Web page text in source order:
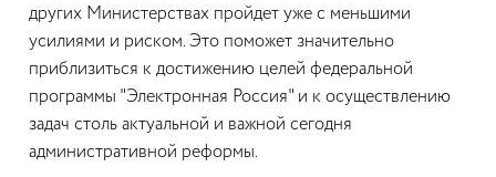
других Министерствах пройдет уже с меньшими
усилиями и риском. Это поможет значительно
приблизиться к достижению целей федеральной
программы "Электронная Россия" и к осуществлению
задач столь актуальной и важной сегодня
административной реформы.